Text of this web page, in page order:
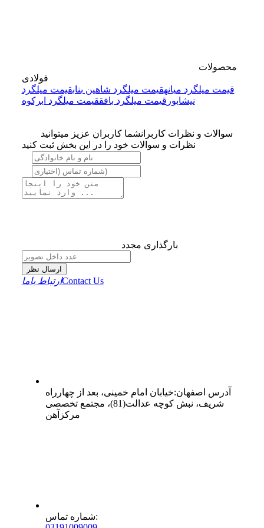
محصولات
فولادی
قیمت میلگرد میانهقیمت میلگرد شاهین بنابقیمت میلگرد
نیشابور قیمت میلگرد بافققیمت میلگرد ابرکوه
سوالات و نظرات کاربرانشما کاربران عزیز میتوانید
نظرات و سوالات خود را در این بخش ثبت کنید
بارگذاری مجدد
ارسال نظر
ارتباط باماContact Us
آدرس اصفهان:خیابان امام خمینی، بعد از چهارراه
شریف، نبش کوچه عدالت(81)، مجتمع تخصصی
مرکزآهن
شماره تماس: